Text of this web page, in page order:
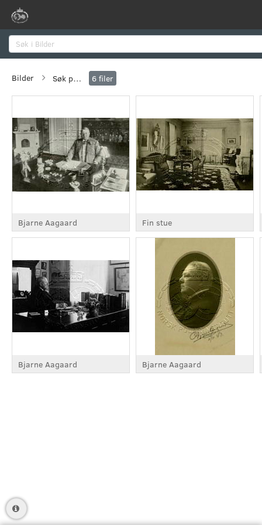
Bilder Søk på flere verdier 6filer
Bjarne Aagaard Fin stue
Bjarne Aagaard Bjarne Aagaard